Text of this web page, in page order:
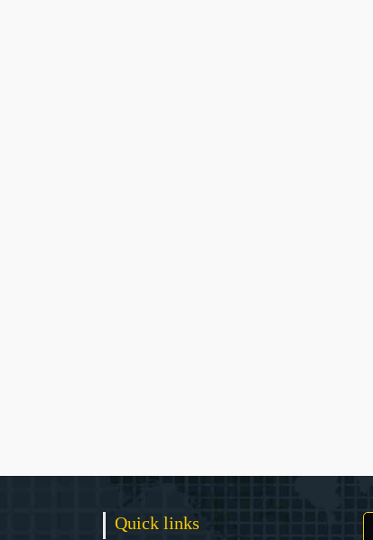
Quick links